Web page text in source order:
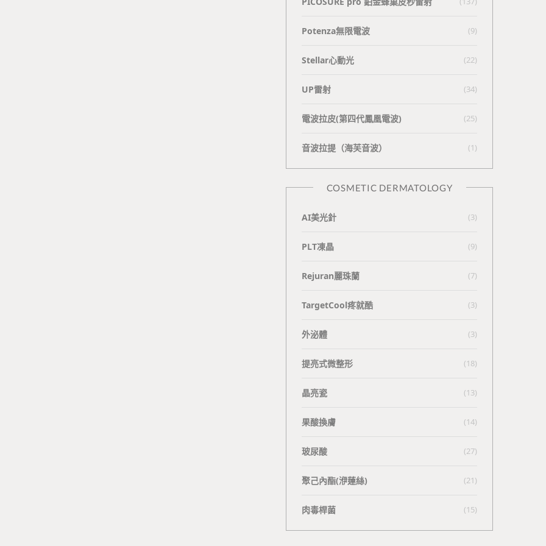
Potenza無限電波 (9)
Stellar心動光 (22)
UP雷射 (34)
電波拉皮(第四代鳳凰電波) (25)
⾳波拉提（海芙⾳波） (1)
COSMETIC DERMATOLOGY
AI美光針 (3)
PLT凍晶 (9)
Rejuran麗珠蘭 (7)
TargetCool疼就酷 (3)
外泌體 (3)
提亮式微整形 (18)
晶亮瓷 (13)
果酸換膚 (14)
玻尿酸 (27)
聚己內酯(洢蓮絲) (21)
肉毒桿菌 (15)